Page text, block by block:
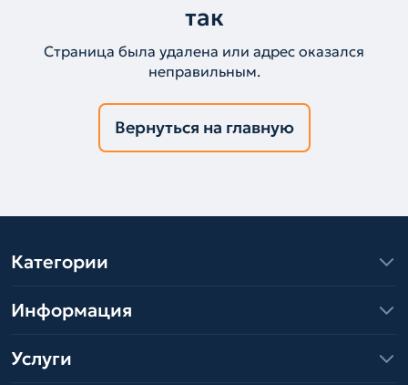
так
Страница была удалена или адрес оказался
неправильным.
Вернуться на главную
Категории
Информация
Услуги